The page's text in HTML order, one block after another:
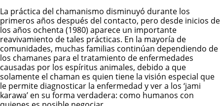
La práctica del chamanismo disminuyó durante los
primeros años después del contacto, pero desde inicios de
los años ochenta (1980) aparece un importante
reavivamiento de tales prácticas. En la mayoría de
comunidades, muchas familias continúan dependiendo de
los chamanes para el tratamiento de enfermedades
causadas por los espíritus animales, debido a que
solamente el chaman es quien tiene la visión especial que
le permite diagnosticar la enfermedad y ver a los ‘jami
karawa’ en su forma verdadera: como humanos con